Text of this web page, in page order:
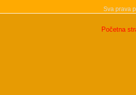
Početna
Sva prava